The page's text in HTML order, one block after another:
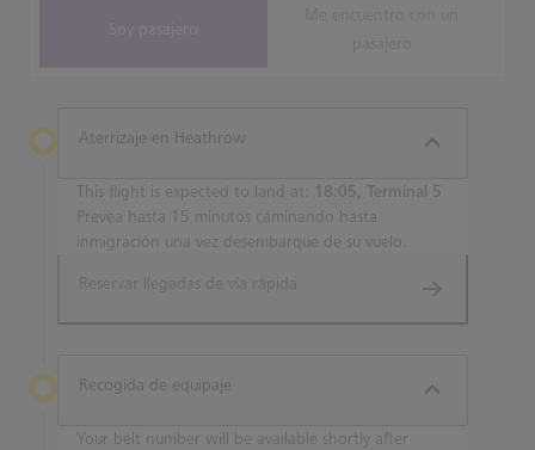
Aterrizaje en Heathrow
This flight is expected to land at:
18:05, Terminal 5
Prevea hasta 15 minutos caminando hasta
inmigración una vez desembarque de su vuelo.
Reservar llegadas de vía rápida
Recogida de equipaje
Your belt number will be available shortly after